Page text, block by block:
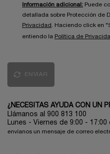
Información adicional: Puede
detallada sobre Protección de
Privacidad
. Haciendo click en
entiendo la Política de
ENVIAR
¿NECESITAS AYUDA CON UN
Llámanos al 900 813 100
Lunes - Viernes de 9:00 - 17:00
envíanos un mensaje de correo